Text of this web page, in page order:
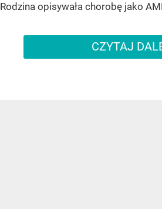
Rodzina opisywała chorobę jako
CZYTAJ